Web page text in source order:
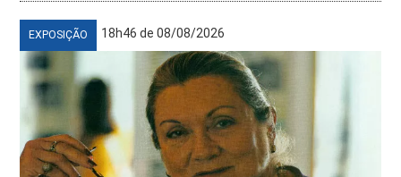
EXPOSIÇÃO 18h46 de 08/08/2026